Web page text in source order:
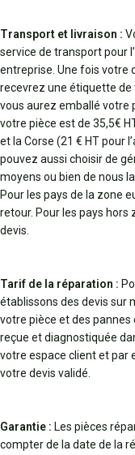
Transport et livraison :
service de transport pour
entreprise. Une fois votre
recevrez une étiquette de
vous aurez emballé votre
votre pièce est de 35,5€
et la Corse (21 € HT pour
pouvez aussi choisir de
moyens ou bien de nous
Pour les pays de la zone
retour. Pour les pays hors
devis.
Tarif de la réparation :
établissons des devis sur
votre pièce et des
reçue et diagnostiquée
votre espace client et par
votre devis validé.
Garantie : Les pièces
compter de la date de la